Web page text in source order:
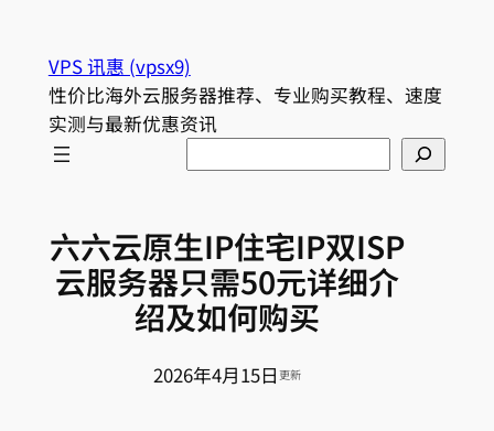
VPS 讯惠 (vpsx9)
性价比海外云服务器推荐、专业购买教程、速度
实测与最新优惠资讯
六六云原生IP住宅IP双ISP
云服务器只需50元详细介
绍及如何购买
2026年4月15日更新